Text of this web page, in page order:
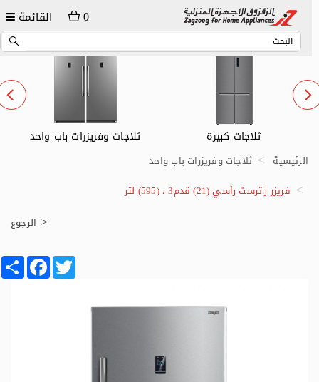
القائمة 0
ثلاجات كبيرة ثلاجات وفريزرات باب واحد
الرئيسية
ثلاجات وفريزرات باب واحد
فريزر ز.ترست رأسي (21) قدم3 ، (595) لتر
الرجوع
Share
FacebookTwitter